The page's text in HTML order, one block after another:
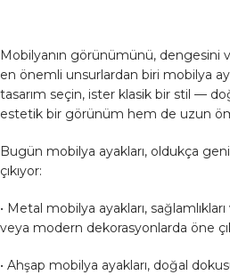
Mobilyanın görünümünü, dengesini
en önemli unsurlardan biri mobilya
tasarım seçin, ister klasik bir stil —
estetik bir görünüm hem de uzun
Bugün mobilya ayakları, oldukça
çıkıyor:
• Metal mobilya ayakları,
veya modern dekorasyonlarda öne
• Ahşap mobilya ayakları, doğal